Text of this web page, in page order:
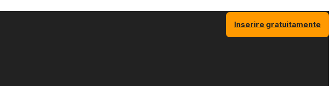
Inserire gratuitamente